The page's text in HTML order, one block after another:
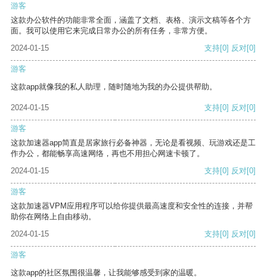
游客
这款办公软件的功能非常全面，涵盖了文档、表格、演示文稿等各个方
面。我可以使用它来完成日常办公的所有任务，非常方便。
2024-01-15
支持[0] 反对[0]
游客
这款app就像我的私人助理，随时随地为我的办公提供帮助。
2024-01-15 支持[0] 反对[0]
游客
这款加速器app简直是居家旅行必备神器，无论是看视频、玩游戏还是工
作办公，都能畅享高速网络，再也不用担心网速卡顿了。
2024-01-15
支持[0] 反对[0]
游客
这款加速器VPM应用程序可以给你提供最高速度和安全性的连接，并帮
助你在网络上自由移动。
2024-01-15
支持[0] 反对[0]
游客
这款app的社区氛围很温馨，让我能够感受到家的温暖。